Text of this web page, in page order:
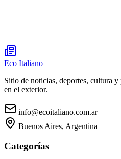
Eco Italiano
Sitio de noticias, deportes, cultura
en el exterior.
info@ecoitaliano.com.ar
Buenos Aires, Argentina
Categorías